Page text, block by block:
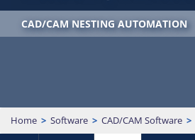
CAD/CAM NESTING AUTOMATION
Home > Software > CAD/CAM Software >